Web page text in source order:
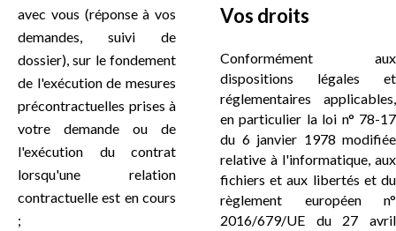
avec vous (réponse à vos
demandes, suivi de
dossier), sur le fondement
de l'exécution de mesures
précontractuelles prises à
votre demande ou de
l'exécution du contrat
lorsqu'une relation
contractuelle est en cours
;
Vos droits
Conformément aux
dispositions légales et
réglementaires applicables,
en particulier la loi n° 78-17
du 6 janvier 1978 modifiée
relative à l'informatique, aux
fichiers et aux libertés et du
règlement européen n°
2016/679/UE du 27 avril